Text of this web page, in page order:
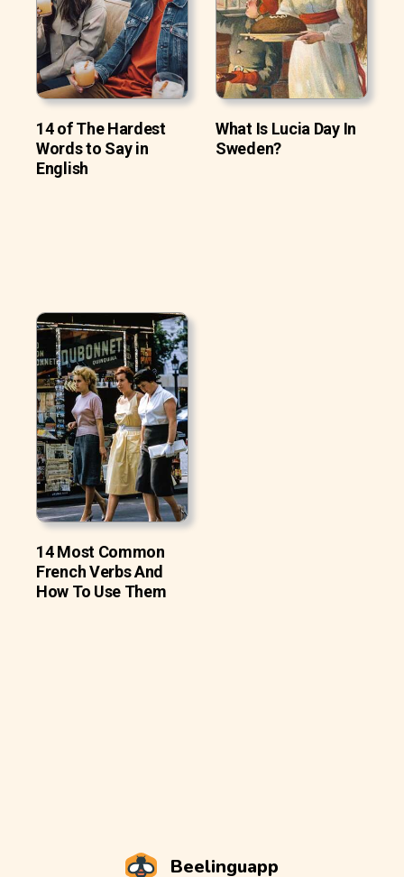
14 of The Hardest
Words to Say in
English
What Is Lucia Day In
Sweden?
14 Most Common
French Verbs And
How To Use Them
Beelinguapp